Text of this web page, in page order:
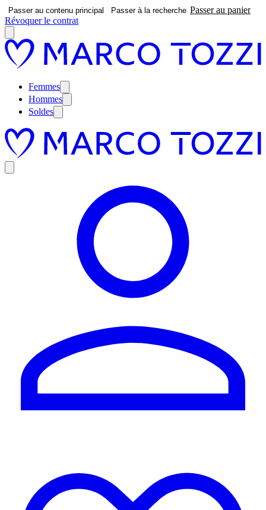
Passer au contenu principal Passer à la recherche Passer au panier
Révoquer le contrat
Femmes
Hommes
Soldes